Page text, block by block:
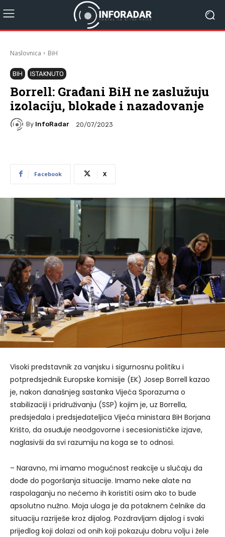
Naslovnica BiH
BIH ISTAKNUTO
Borrell: Građani BiH ne zaslužuju
izolaciju, blokade i nazadovanje
By InfoRadar 20/07/2023
Facebook X
Visoki predstavnik za vanjsku i sigurnosnu politiku i
potpredsjednik Europske komisije (EK) Josep Borrell kazao
je, nakon današnjeg sastanka Vijeća Sporazuma o
stabilizaciji i pridruživanju (SSP) kojim je, uz Borrella,
predsjedala i predsjedateljica Vijeća ministara BiH Borjana
Krišto, da osuđuje neodgovorne i secesionističke izjave,
naglasivši da svi razumiju na koga se to odnosi.
– Naravno, mi imamo mogućnost reakcije u slučaju da
dođe do pogoršanja situacije. Imamo neke alate na
raspolaganju no nećemo ih koristiti osim ako to bude
apsolutno nužno. Moja uloga je da potaknem čelnike da
situaciju razriješe kroz dijalog. Pozdravljam dijalog i svaki
prijedlog koji dolazi od onih koji pokazuju dobru volju i žele